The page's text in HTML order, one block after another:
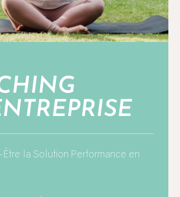
la Solution Performance en